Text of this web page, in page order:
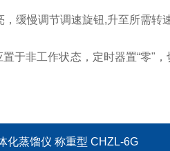
，缓慢调节调速旋钮,升至所需转
于非工作状态，定时器置“零"
化蒸馏仪 称重型 CHZL-6G